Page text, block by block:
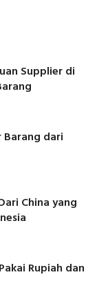
Supplier di
Barang dari
China yang
Rupiah dan